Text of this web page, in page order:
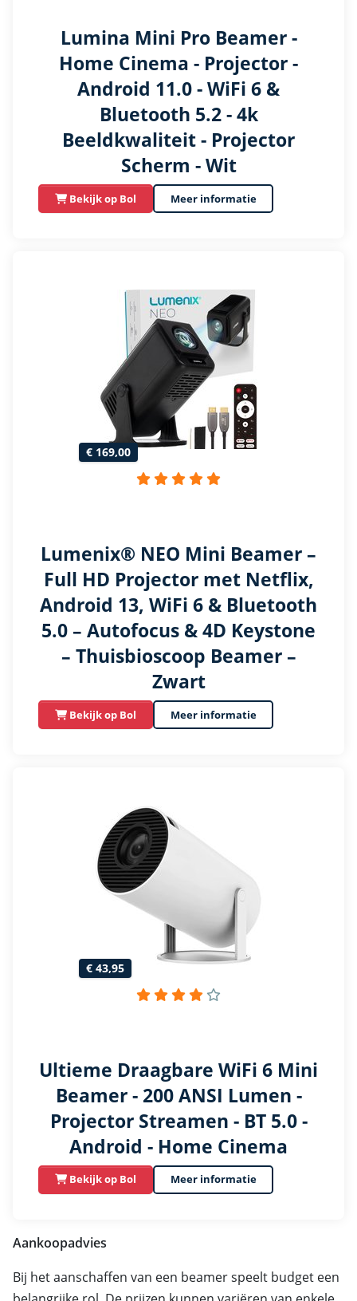
Lumina Mini Pro Beamer -
Home Cinema - Projector -
Android 11.0 - WiFi 6 &
Bluetooth 5.2 - 4k
Beeldkwaliteit - Projector
Scherm - Wit
Bekijk op Bol Meer informatie
€ 169,00
Lumenix® NEO Mini Beamer –
Full HD Projector met Netflix,
Android 13, WiFi 6 & Bluetooth
5.0 – Autofocus & 4D Keystone
– Thuisbioscoop Beamer –
Zwart
Bekijk op Bol Meer informatie
€ 43,95
Ultieme Draagbare WiFi 6 Mini
Beamer - 200 ANSI Lumen -
Projector Streamen - BT 5.0 -
Android - Home Cinema
Bekijk op Bol Meer informatie
Aankoopadvies
Bij het aanschaffen van een beamer speelt budget een